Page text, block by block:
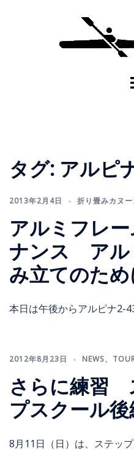
タグ: アルピ
2013年2月4日 折り畳みカヌ
アルミフレ
ナンス アル
み立てのため
本日は午後からアルピナ2-
2012年8月23日 NEWS、
さらに練習
プスクール
8月11日（日）は、ステッ